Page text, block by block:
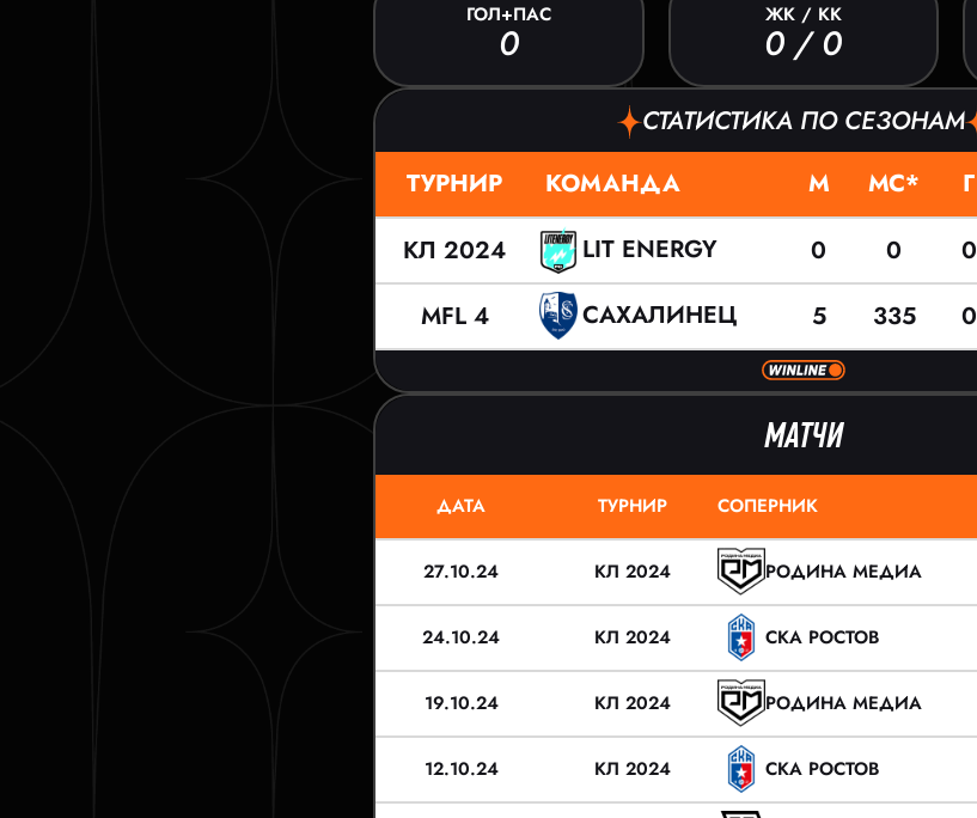
ГОЛ+ПАС
0
ЖК / КК
0 / 0
СТАТИСТИКА ПО СЕЗОНАМ
ТУРНИР КОМАНДА М МС* Г
КЛ 2024
LIT ENERGY 0 0 0
MFL 4
САХАЛИНЕЦ 5 335 0
МАТЧИ
ДАТА ТУРНИР СОПЕРНИК
27.10.24 КЛ 2024 РОДИНА МЕДИА
24.10.24 КЛ 2024 СКА РОСТОВ
19.10.24 КЛ 2024 РОДИНА МЕДИА
12.10.24 КЛ 2024 СКА РОСТОВ